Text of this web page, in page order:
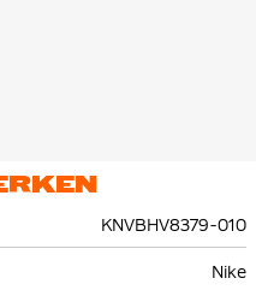
KNVBHV8379-010
Nike